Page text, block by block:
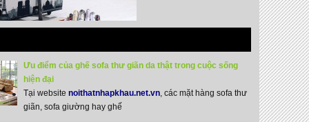
Ưu điểm của ghế sofa thư giãn da thật trong cuộc sống
hiện đại
Tại website noithatnhapkhau.net.vn, các mặt hàng sofa thư
giãn, sofa giường hay ghế